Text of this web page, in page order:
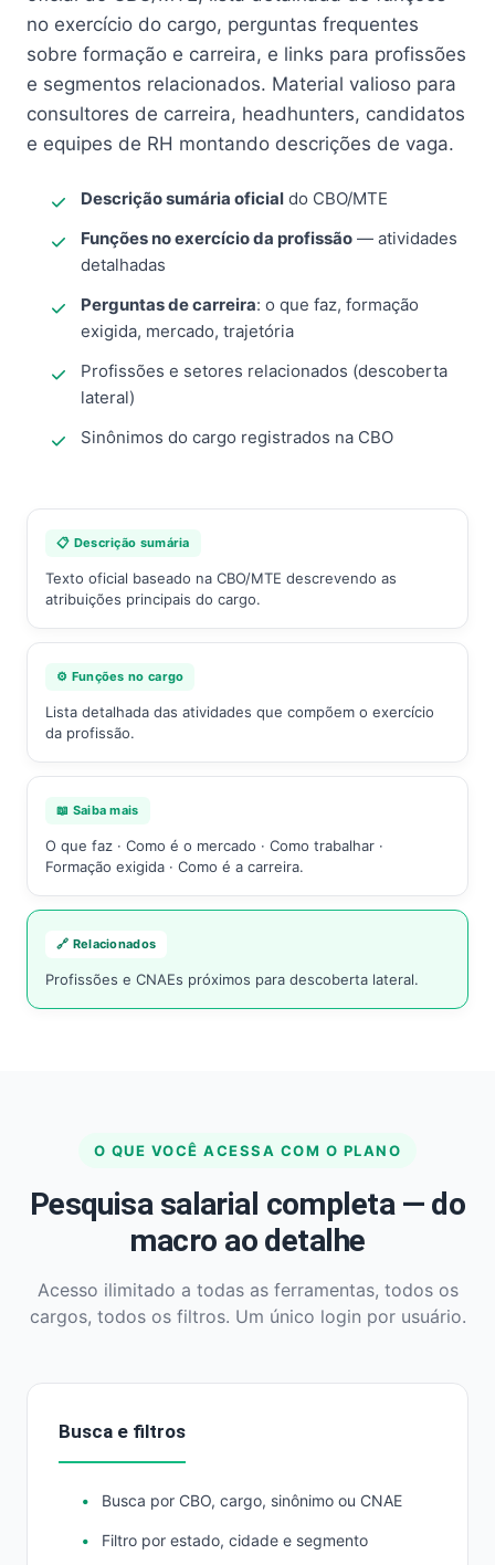
no exercício do cargo, perguntas frequentes
sobre formação e carreira, e links para profissões
e segmentos relacionados. Material valioso para
consultores de carreira, headhunters, candidatos
e equipes de RH montando descrições de vaga.
Descrição sumária oficial do CBO/MTE
Funções no exercício da profissão — atividades
detalhadas
Perguntas de carreira: o que faz, formação
exigida, mercado, trajetória
Profissões e setores relacionados (descoberta
lateral)
Sinônimos do cargo registrados na CBO
📋 Descrição sumária
Texto oficial baseado na CBO/MTE descrevendo as
atribuições principais do cargo.
⚙️ Funções no cargo
Lista detalhada das atividades que compõem o exercício
da profissão.
📖 Saiba mais
O que faz · Como é o mercado · Como trabalhar ·
Formação exigida · Como é a carreira.
🔗 Relacionados
Profissões e CNAEs próximos para descoberta lateral.
O QUE VOCÊ ACESSA COM O PLANO
Pesquisa salarial completa — do
macro ao detalhe
Acesso ilimitado a todas as ferramentas, todos os
cargos, todos os filtros. Um único login por usuário.
Busca e filtros
Busca por CBO, cargo, sinônimo ou CNAE
Filtro por estado, cidade e segmento